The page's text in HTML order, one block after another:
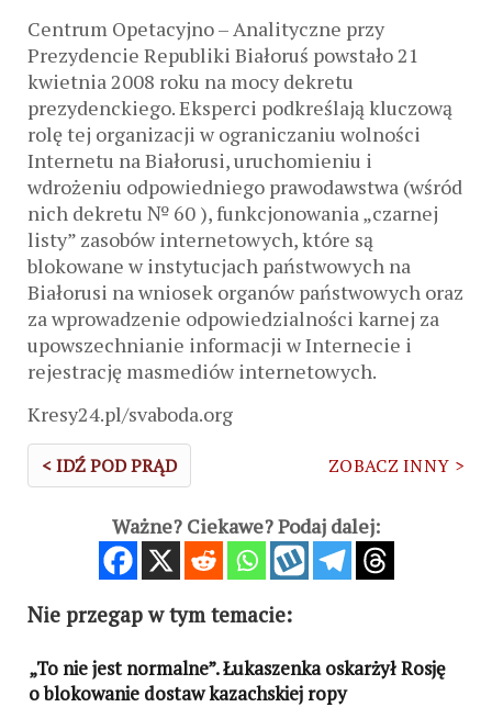
Centrum Opetacyjno – Analityczne przy
Prezydencie Republiki Białoruś powstało 21
kwietnia 2008 roku na mocy dekretu
prezydenckiego. Eksperci podkreślają kluczową
rolę tej organizacji w ograniczaniu wolności
Internetu na Białorusi, uruchomieniu i
wdrożeniu odpowiedniego prawodawstwa (wśród
nich dekretu № 60 ), funkcjonowania „czarnej
listy” zasobów internetowych, które są
blokowane w instytucjach państwowych na
Białorusi na wniosek organów państwowych oraz
za wprowadzenie odpowiedzialności karnej za
upowszechnianie informacji w Internecie i
rejestrację masmediów internetowych.
Kresy24.pl/svaboda.org
< IDŹ POD PRĄD ZOBACZ INNY >
Ważne? Ciekawe? Podaj dalej:
Nie przegap w tym temacie:
„To nie jest normalne”. Łukaszenka oskarżył Rosję
o blokowanie dostaw kazachskiej ropy